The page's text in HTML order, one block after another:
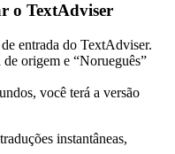
o TextAdviser
entrada do TextAdviser.
origem e “Norueguês”
você terá a versão
instantâneas,